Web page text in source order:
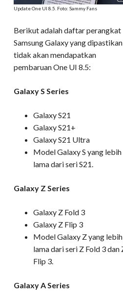
Update One UI 8.5. Foto: Sammy Fans
Berikut adalah daftar perangkat
Samsung Galaxy yang dipastikan
tidak akan mendapatkan
pembaruan One UI 8.5:
Galaxy S Series
Galaxy S21
Galaxy S21+
Galaxy S21 Ultra
Model Galaxy S yang lebih
lama dari seri S21.
Galaxy Z Series
Galaxy Z Fold 3
Galaxy Z Flip 3
Model Galaxy Z yang lebih
lama dari seri Z Fold 3 dan
Flip 3.
Galaxy A Series